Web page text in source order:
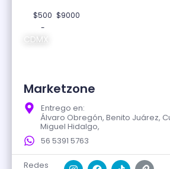
$500
-
$9000
CDMX
Marketzone
Entrego en:
Álvaro Obregón, Benito Juárez,
Miguel Hidalgo,
56 5391 5763
Redes